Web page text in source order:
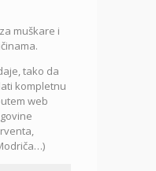
muškare i
tako da
kompletnu
web